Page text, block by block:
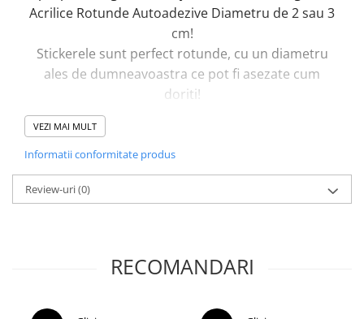
Acrilice Rotunde Autoadezive Diametru de 2 sau 3
cm!
Stickerele sunt perfect rotunde, cu un diametru
ales de dumneavoastra ce pot fi asezate cum
doriti!
Le puteti atasa pe orice tip de suprafata plana si
neteda, trebuie doar sa indepartati folia de
protectie de pe spatele fiecarei piese. Dupa lipire,
trebuie indepartata si folia de protectie de pe
partea frontala a fiecarei piese.
VEZI MAI MULT
Informatii conformitate produs
Review-uri(0)
RECOMANDARI